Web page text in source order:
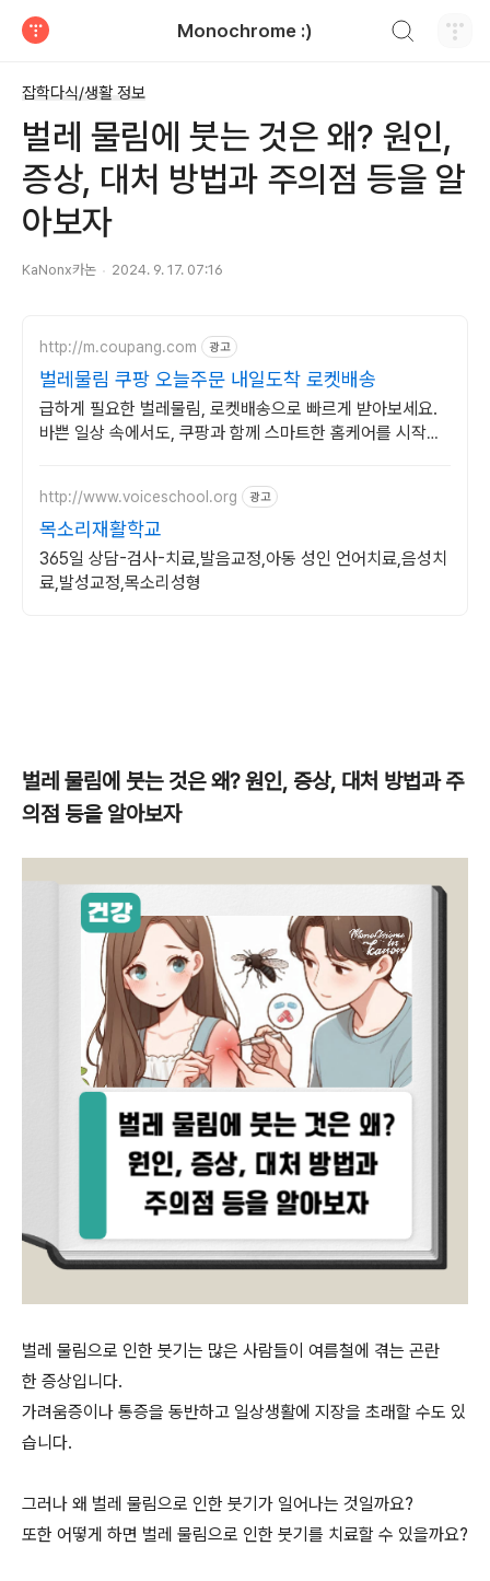
Monochrome :)
잡학다식/생활 정보
벌레 물림에 붓는 것은 왜? 원인,
증상, 대처 방법과 주의점 등을 알
아보자
KaNonx카논 2024. 9. 17. 07:16
http://m.coupang.com 광고
벌레물림 쿠팡 오늘주문 내일도착 로켓배송
급하게 필요한 벌레물림, 로켓배송으로 빠르게 받아보세요.
바쁜 일상 속에서도, 쿠팡과 함께 스마트한 홈케어를 시작하
http://www.voiceschool.org 광고
목소리재활학교
365일 상담-검사-치료,발음교정,아동 성인 언어치료,음성치
료,발성교정,목소리성형
벌레 물림에 붓는 것은 왜? 원인, 증상, 대처 방법과 주
의점 등을 알아보자
벌레 물림으로 인한 붓기는 많은 사람들이 여름철에 겪는 곤란
한 증상입니다.
가려움증이나 통증을 동반하고 일상생활에 지장을 초래할 수도 있
습니다.
그러나 왜 벌레 물림으로 인한 붓기가 일어나는 것일까요?
또한 어떻게 하면 벌레 물림으로 인한 붓기를 치료할 수 있을까요?